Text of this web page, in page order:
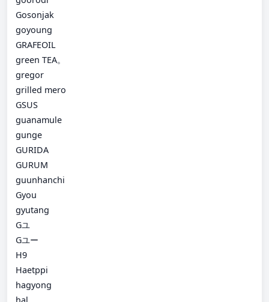
Gosonjak
goyoung
GRAFEOIL
green TEA。
gregor
grilled mero
GSUS
guanamule
gunge
GURIDA
GURUM
guunhanchi
Gyou
gyutang
Gユ
Gユー
H9
Haetppi
hagyong